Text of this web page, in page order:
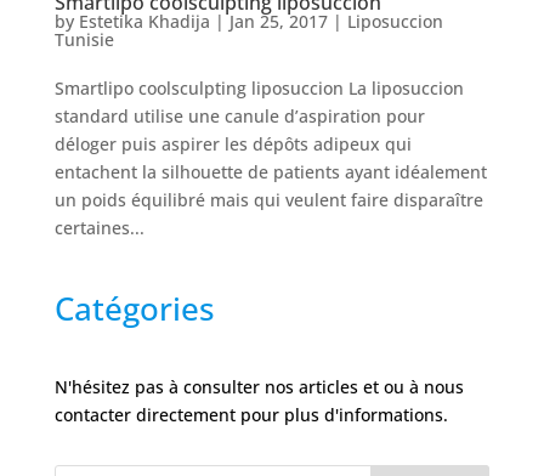
Nos
Tarifs
Nos
chirurgies
Obésité
chirurgiens
by Estetika Khadija |Jan 25, 2017| Liposuccion
Tunisie
Smartlipo coolsculpting liposuccion La liposuccion
standard utilise une canule d’aspiration pour
déloger puis aspirer les dépôts adipeux qui
entachent la silhouette de patients ayant idéalement
un poids équilibré mais qui veulent faire disparaître
certaines...
Catégories
N'hésitez pas à consulter nos articles et ou à nous
contacter directement pour plus d'informations.